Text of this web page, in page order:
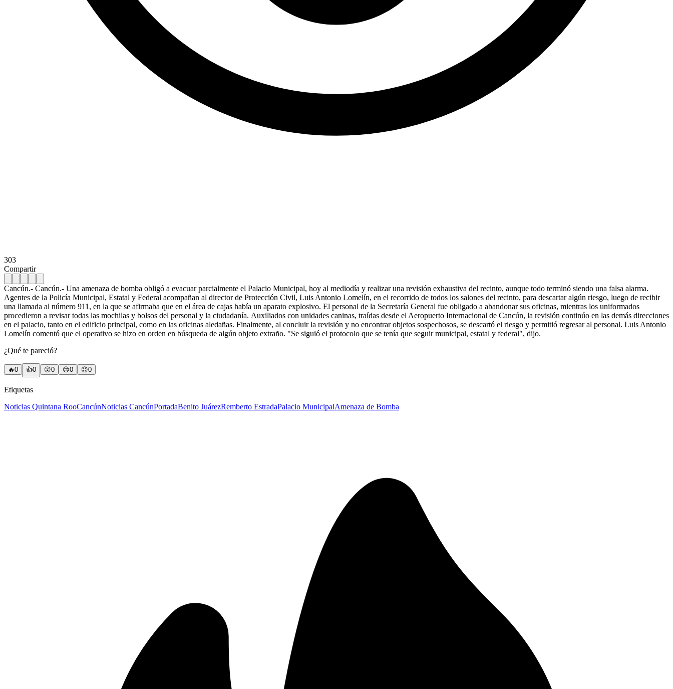
303
Compartir
Cancún.- Cancún.- Una amenaza de bomba obligó a evacuar parcialmente el Palacio Municipal, hoy al mediodía y realizar una revisión exhaustiva del recinto, aunque todo terminó siendo una falsa alarma.
Agentes de la Policía Municipal, Estatal y Federal acompañan al director de Protección Civil, Luis Antonio Lomelín, en el recorrido de todos los salones del recinto, para descartar algún riesgo, luego de recibir
una llamada al número 911, en la que se afirmaba que en el área de cajas había un aparato explosivo. El personal de la Secretaría General fue obligado a abandonar sus oficinas, mientras los uniformados
procedieron a revisar todas las mochilas y bolsos del personal y la ciudadanía. Auxiliados con unidades caninas, traídas desde el Aeropuerto Internacional de Cancún, la revisión continúo en las demás direcciones
en el palacio, tanto en el edificio principal, como en las oficinas aledañas. Finalmente, al concluir la revisión y no encontrar objetos sospechosos, se descartó el riesgo y permitió regresar al personal. Luis Antonio
Lomelín comentó que el operativo se hizo en orden en búsqueda de algún objeto extraño. "Se siguió el protocolo que se tenía que seguir municipal, estatal y federal", dijo.
¿Qué te pareció?
🔥0 👍0 😲0 😢0 😠0
Etiquetas
Noticias Quintana RooCancúnNoticias CancúnPortadaBenito JuárezRemberto EstradaPalacio MunicipalAmenaza de Bomba